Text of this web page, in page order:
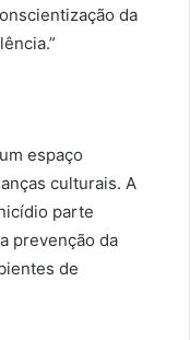
da
espaço
culturais. A
parte
prevenção da
de